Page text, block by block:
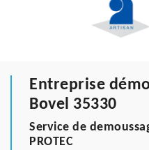
Entreprise
Bovel 35330
Service de
PROTEC